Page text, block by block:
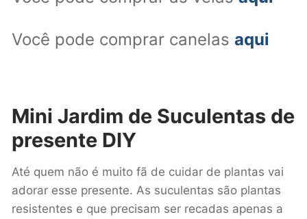
Você pode comprar canelas aqui
Mini Jardim de Suculentas de
presente DIY
Até quem não é muito fã de cuidar de plantas vai
adorar esse presente. As suculentas são plantas
resistentes e que precisam ser recadas apenas a